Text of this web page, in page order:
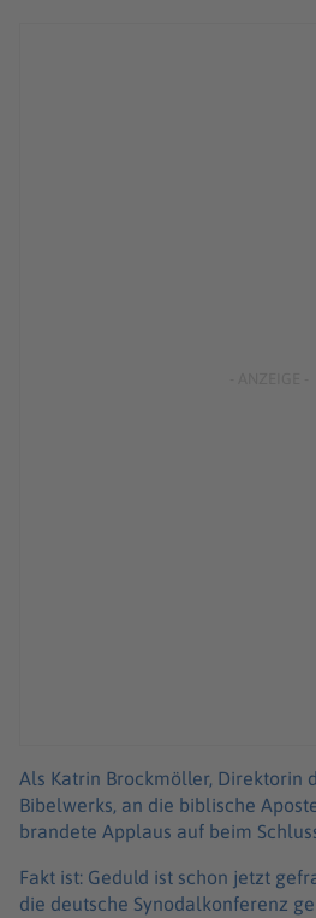
Als Katrin Brockmöller, Direktorin
Bibelwerks, an die biblische
brandete Applaus auf beim
Fakt ist: Geduld ist schon jetzt
die deutsche Synodalkonferenz